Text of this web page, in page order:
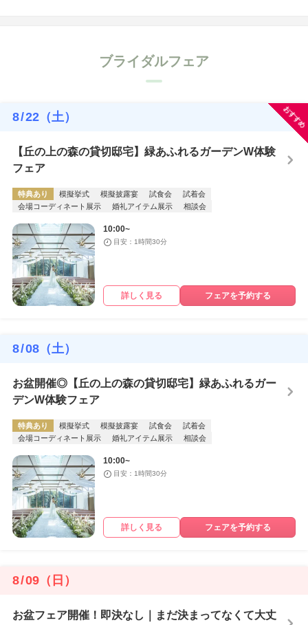
ブライダルフェア
おすすめ
8/22 （土）
【丘の上の森の貸切邸宅】緑あふれるガーデンW体験
フェア
特典あり 模擬挙式 模擬披露宴 試食会
試着会
会場コーディネート展示
婚礼アイテム展示 相談会
10:00~
目安：1時間30分
詳しく見る フェアを予約する
8/08 （土）
お盆開催◎【丘の上の森の貸切邸宅】緑あふれるガー
デンW体験フェア
特典あり 模擬挙式 模擬披露宴 試食会
試着会
会場コーディネート展示
婚礼アイテム展示 相談会
10:00~
目安：1時間30分
詳しく見る フェアを予約する
8/09 （日）
お盆フェア開催！即決なし｜まだ決まってなくて大丈